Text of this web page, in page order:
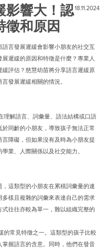
影響大！認
徵和原因
18.11.2024
言發展遲緩會影響小朋友的社交互
遲緩的原因和特徵是什麼？專業人
評估？慈慧幼苗將分享語言遲緩原
發展遲緩相關的情況。
理解語言、詞彙量、語法結構或口語
同齡的小朋友，導致孩子無法正常
障礙，但如果沒有及時為小朋友提
業、人際關係以及社交能力。
這類型的小朋友在累積詞彙量的速
樣且複雜的詞彙來表達自己的需求
往往亦較為單一，難以組織完整的
的常見特徵之一。這類型的孩子比較
握語言的含意。同時，他們在發音